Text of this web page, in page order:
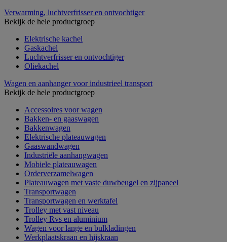
Verwarming, luchtverfrisser en ontvochtiger
Bekijk de hele productgroep
Elektrische kachel
Gaskachel
Luchtverfrisser en ontvochtiger
Oliekachel
Wagen en aanhanger voor industrieel transport
Bekijk de hele productgroep
Accessoires voor wagen
Bakken- en gaaswagen
Bakkenwagen
Elektrische plateauwagen
Gaaswandwagen
Industriële aanhangwagen
Mobiele plateauwagen
Orderverzamelwagen
Plateauwagen met vaste duwbeugel en zijpaneel
Transportwagen
Transportwagen en werktafel
Trolley met vast niveau
Trolley Rvs en aluminium
Wagen voor lange en bulkladingen
Werkplaatskraan en hijskraan